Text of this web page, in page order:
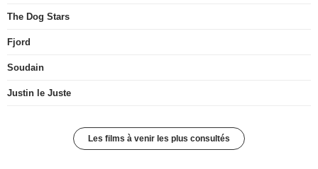
The Dog Stars
Fjord
Soudain
Justin le Juste
Les films à venir les plus consultés